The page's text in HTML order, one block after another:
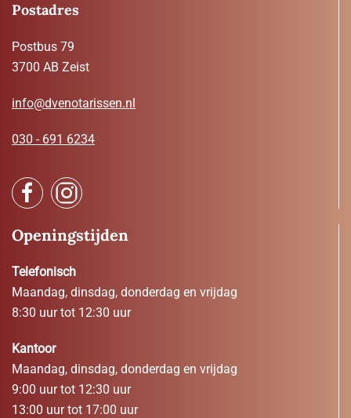
Postadres
Postbus 79
3700 AB Zeist
info@dvenotarissen.nl
030 - 691 6234
Openingstijden
Telefonisch
Maandag, dinsdag, donderdag en vrijdag
8:30 uur tot 12:30 uur
Kantoor
Maandag, dinsdag, donderdag en vrijdag
9:00 uur tot 12:30 uur
13:00 uur tot 17:00 uur